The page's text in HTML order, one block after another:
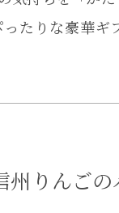
たりな豪華
りんご